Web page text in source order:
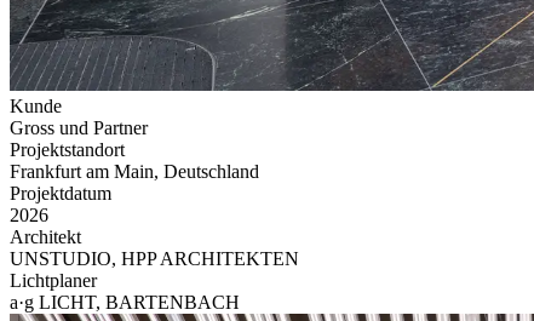
Kunde
Gross und Partner
Projektstandort
Frankfurt am Main, Deutschland
Projektdatum
2026
Architekt
UNSTUDIO, HPP ARCHITEKTEN
Lichtplaner
a·g LICHT, BARTENBACH